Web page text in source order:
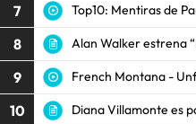
7 Top10: Mentiras de
8 Alan Walker estrena
9 French Montana -
10 Diana Villamonte es